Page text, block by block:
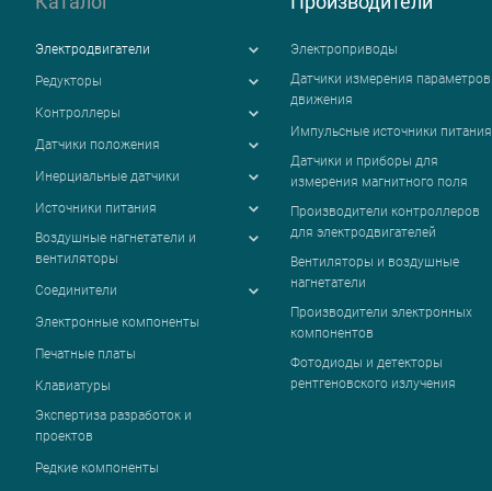
Электродвигатели
Редукторы
Контроллеры
Датчики положения
Инерциальные датчики
Источники питания
Воздушные нагнетатели и
вентиляторы
Соединители
Электронные компоненты
Печатные платы
Клавиатуры
Экспертиза разработок и
проектов
Редкие компоненты
Электроприводы
Датчики измерения параметров
движения
Импульсные источники питания
Датчики и приборы для
измерения магнитного поля
Производители контроллеров
для электродвигателей
Вентиляторы и воздушные
нагнетатели
Производители электронных
компонентов
Фотодиоды и детекторы
рентгеновского излучения